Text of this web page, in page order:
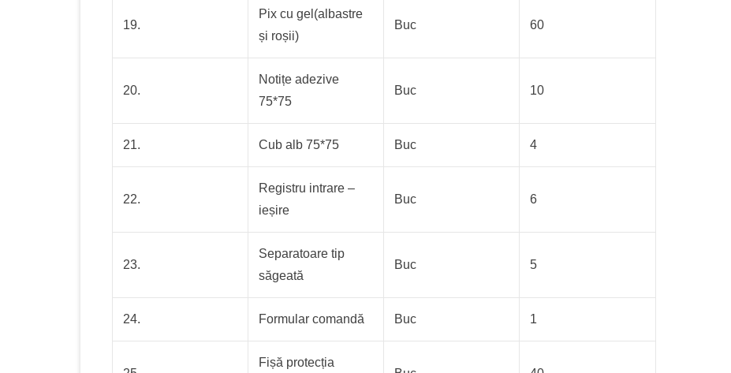
19.
Pix cu gel(albastre
și roșii)
Buc 60
20.
Notițe adezive
75*75
Buc 10
21. Cub alb 75*75 Buc 4
22.
Registru intrare –
ieșire
Buc 6
23.
Separatoare tip
săgeată
Buc 5
24. Formular comandă Buc 1
Fișă protecția